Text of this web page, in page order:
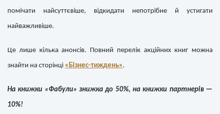
помічати найсуттєвіше, відкидати непотрібне й устигати
найважливіше.
Це лише кілька анонсів. Повний перелік акційних книг можна
знайти на сторінці «Бізнес-тиждень».
На книжки «Фабули» знижка до 50%, на книжки партнерів —
10%!